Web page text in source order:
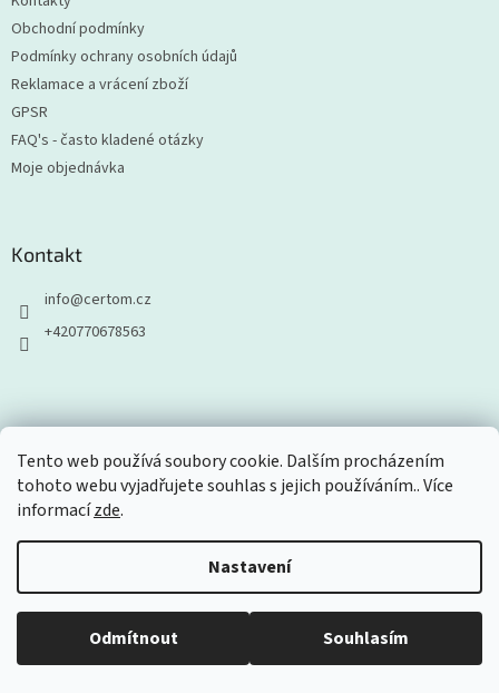
Tento web používá soubory cookie. Dalším procházením
tohoto webu vyjadřujete souhlas s jejich používáním.. Více
informacízde.
Nastavení
Odmítnout Souhlasím
Obchodní podmínky
Podmínky ochrany osobních údajů
Reklamace a vrácení zboží
GPSR
FAQ's - často kladené otázky
Moje objednávka
Kontakt
info@certom.cz
+420770678563
Odebírat newsletter
Vložte svůj e-mail a my vám budeme zasílat informace o nových
produktech na našem e-shopu.
Vložením e-mailu souhlasíte spodmínkami ochrany osobních údajů
PŘIHLÁSIT SE